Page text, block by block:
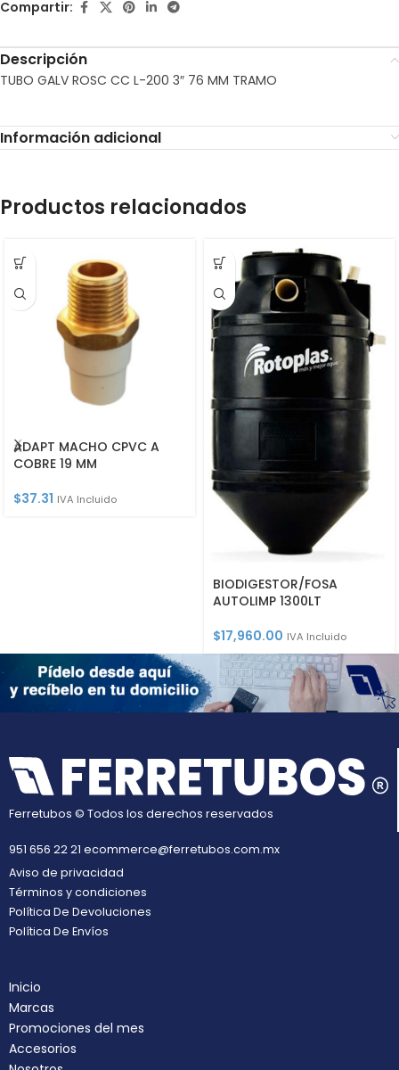
Compartir:
Descripción
TUBO GALV ROSC CC L-200 3″ 76 MM TRAMO
Información adicional
Productos relacionados
ADAPT MACHO CPVC A
COBRE 19 MM
$37.31 IVA Incluido
BIODIGESTOR/FOSA
AUTOLIMP 1300LT
$17,960.00 IVA Incluido
Ferretubos © Todos los derechos reservados
951 656 22 21 ecommerce@ferretubos.com.mx
Aviso de privacidad
Términos y condiciones
Política De Devoluciones
Política De Envíos
Inicio
Marcas
Promociones del mes
Accesorios